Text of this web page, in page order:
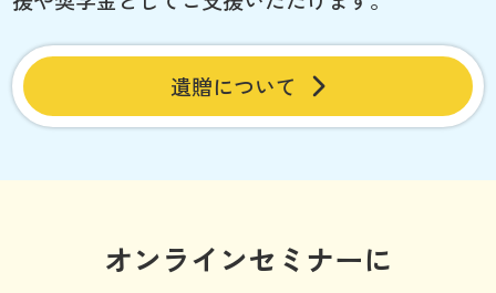
遺贈について
オンラインセミナーに